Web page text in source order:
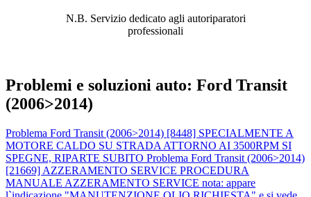
N.B. Servizio dedicato agli autoriparatori
professionali
Problemi e soluzioni auto: Ford Transit
(2006>2014)
Problema Ford Transit (2006>2014) [8448] SPECIALMENTE A
MOTORE CALDO SU STRADA ATTORNO AI 3500RPM SI
SPEGNE, RIPARTE SUBITO Problema Ford Transit (2006>2014)
[21669] AZZERAMENTO SERVICE PROCEDURA
MANUALE AZZERAMENTO SERVICE nota: appare